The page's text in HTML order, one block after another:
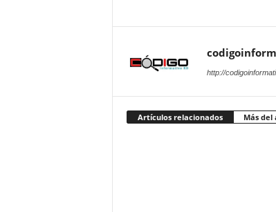
http://
Artículos relacionados Más del